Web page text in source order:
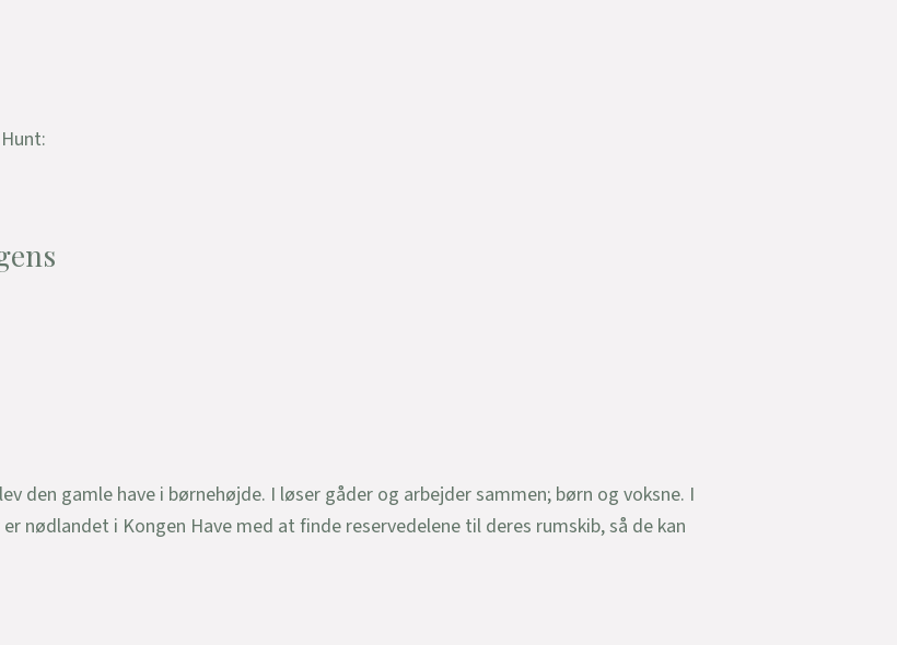
den gamle have i børnehøjde. I løser gåder og arbejder sammen; børn og voksne. I
nødlandet i Kongen Have med at finde reservedelene til deres rumskib, så de kan